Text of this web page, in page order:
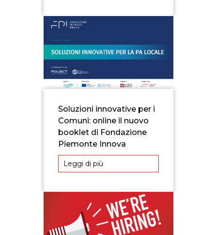
Soluzioni innovative per i
Comuni: online il nuovo
booklet di Fondazione
Piemonte Innova
Leggi di più